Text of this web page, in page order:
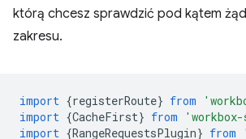
którą chcesz sprawdzić pod kątem
zakresu.
import {registerRoute} from
import {CacheFirst} from
import {RangeRequestsPlugin} from